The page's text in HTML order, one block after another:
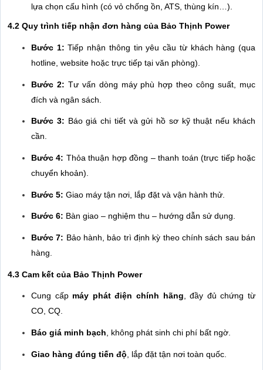
lựa chọn cấu hình (có vỏ chống ồn, ATS, thùng kín…).
4.2 Quy trình tiếp nhận đơn hàng của Bảo Thịnh Power
Bước 1: Tiếp nhận thông tin yêu cầu từ khách hàng (qua
hotline, website hoặc trực tiếp tại văn phòng).
Bước 2: Tư vấn dòng máy phù hợp theo công suất, mục
đích và ngân sách.
Bước 3: Báo giá chi tiết và gửi hồ sơ kỹ thuật nếu khách
cần.
Bước 4: Thỏa thuận hợp đồng – thanh toán (trực tiếp hoặc
chuyển khoản).
Bước 5: Giao máy tận nơi, lắp đặt và vận hành thử.
Bước 6: Bàn giao – nghiệm thu – hướng dẫn sử dụng.
Bước 7: Bảo hành, bảo trì định kỳ theo chính sách sau bán
hàng.
4.3 Cam kết của Bảo Thịnh Power
Cung cấp máy phát điện chính hãng, đầy đủ chứng từ
CO, CQ.
Báo giá minh bạch , không phát sinh chi phí bất ngờ.
Giao hàng đúng tiến độ , lắp đặt tận nơi toàn quốc.